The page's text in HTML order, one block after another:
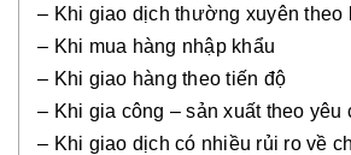
– Khi giao dịch thường xuyên theo
– Khi mua hàng nhập khẩu
– Khi giao hàng theo tiến độ
– Khi gia công – sản xuất theo yêu
– Khi giao dịch có nhiều rủi ro về